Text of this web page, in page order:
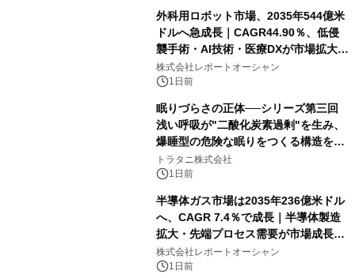
外科用ロボット市場、2035年544億米
ドルへ急成長｜CAGR44.90％、低侵
襲手術・AI技術・医療DXが市場拡大を
牽引
株式会社レポートオーシャン
1日前
眠りづらさの正体──シリーズ第三回
浅い呼吸が"二酸化炭素過剰"を生み、
爆睡型の危険な眠りをつくる構造を解
説
トラタニ株式会社
1日前
半導体ガス市場は2035年236億米ドル
へ、CAGR 7.4％で成長｜半導体製造
拡大・先端プロセス需要が市場成長を
加速
株式会社レポートオーシャン
1日前